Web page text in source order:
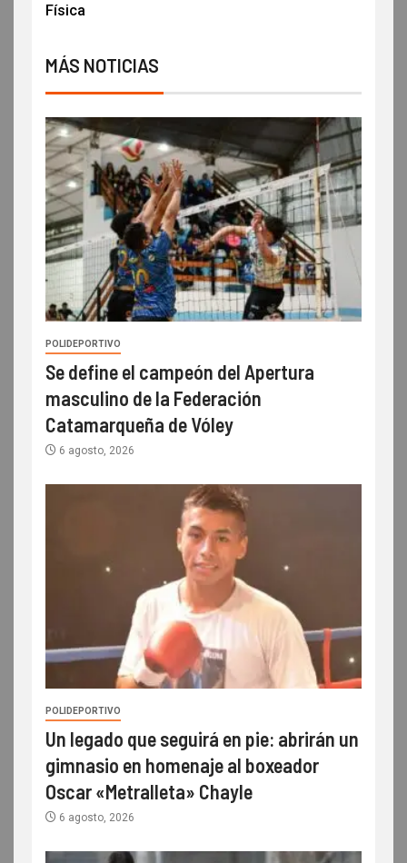
Física
MÁS NOTICIAS
POLIDEPORTIVO
Se define el campeón del Apertura
masculino de la Federación
Catamarqueña de Vóley
6 agosto, 2026
POLIDEPORTIVO
Un legado que seguirá en pie: abrirán un
gimnasio en homenaje al boxeador
Oscar «Metralleta» Chayle
6 agosto, 2026